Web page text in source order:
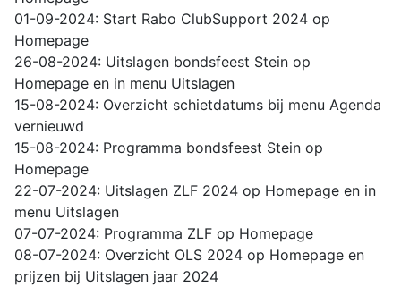
01-09-2024: Start Rabo ClubSupport 2024 op
Homepage
26-08-2024: Uitslagen bondsfeest Stein op
Homepage en in menu Uitslagen
15-08-2024: Overzicht schietdatums bij menu Agenda
vernieuwd
15-08-2024: Programma bondsfeest Stein op
Homepage
22-07-2024: Uitslagen ZLF 2024 op Homepage en in
menu Uitslagen
07-07-2024: Programma ZLF op Homepage
08-07-2024: Overzicht OLS 2024 op Homepage en
prijzen bij Uitslagen jaar 2024